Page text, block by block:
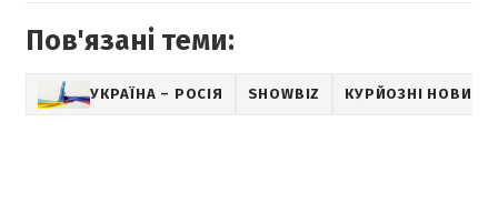
Пов'язані теми:
УКРАЇНА – РОСІЯ SHOWBIZ КУРЙОЗНІ НОВИНИ